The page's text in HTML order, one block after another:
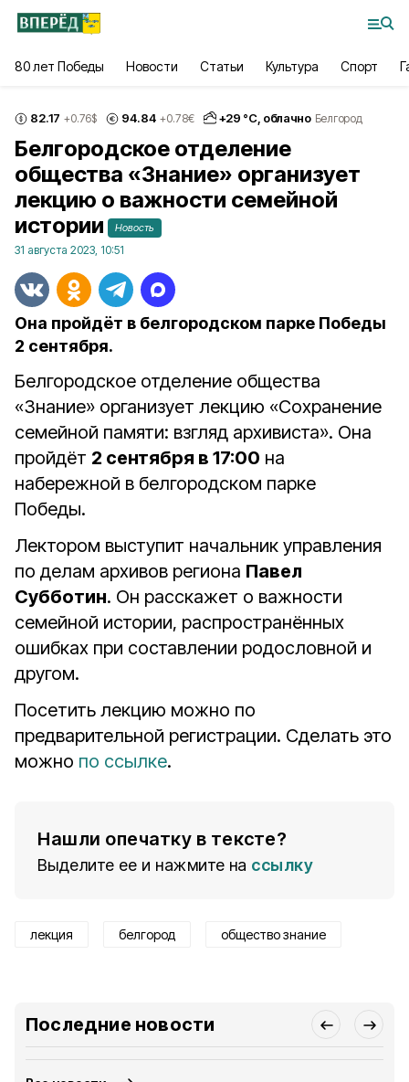
80 лет Победы Новости Статьи Культура Спорт
82.17 +0.76$ 94.84 +0.78€ +29 °С, облачно Белгород
Белгородское отделение
общества «Знание» организует
лекцию о важности семейной
истории
Новость
31 августа 2023, 10:51
Она пройдёт в белгородском парке Победы
2 сентября.
Белгородское отделение общества
«Знание» организует лекцию «Сохранение
семейной памяти: взгляд архивиста». Она
пройдёт 2 сентября в 17:00 на
набережной в белгородском парке
Победы.
Лектором выступит начальник управления
по делам архивов региона Павел
Субботин. Он расскажет о важности
семейной истории, распространённых
ошибках при составлении родословной и
другом.
Посетить лекцию можно по
предварительной регистрации. Сделать это
можно по ссылке.
Нашли опечатку в тексте?
Выделите ее и нажмите на ссылку
лекция белгород общество знание
Последние новости